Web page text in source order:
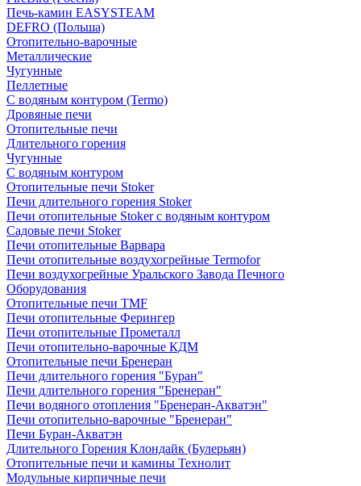
Печь-камин EASYSTEAM
DEFRO (Польша)
Отопительно-варочные
Металлические
Чугунные
Пеллетные
С водяным контуром (Termo)
Дровяные печи
Отопительные печи
Длительного горения
Чугунные
C водяным контуром
Отопительные печи Stoker
Печи длительного горения Stoker
Печи отопительные Stoker с водяным контуром
Садовые печи Stoker
Печи отопительные Варвара
Печи отопительные воздухогрейные Termofor
Печи воздухогрейные Уральского Завода Печного
Оборудования
Отопительные печи TMF
Печи отопительные Ферингер
Печи отопительные Прометалл
Печи отопительно-варочные КДМ
Отопительные печи Бренеран
Печи длительного горения "Буран"
Печи длительного горения "Бренеран"
Печи водяного отопления "Бренеран-Акватэн"
Печи отопительно-варочные "Бренеран"
Печи Буран-Акватэн
Длительного Горения Клондайк (Булерьян)
Отопительные печи и камины Технолит
Модульные кирпичные печи